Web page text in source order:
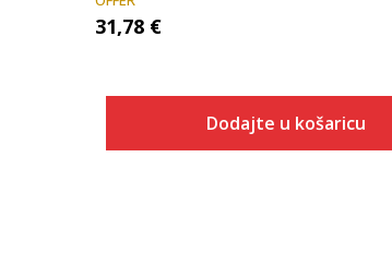
31,78 €
Dodajte u košaricu